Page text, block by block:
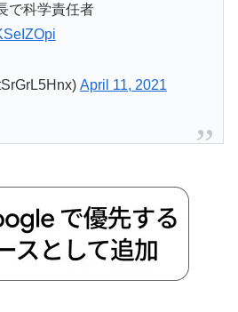
で科学責任者
April 11, 2021